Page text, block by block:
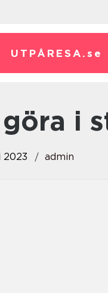
UTPÅRESA. se
göra i
2023 admin